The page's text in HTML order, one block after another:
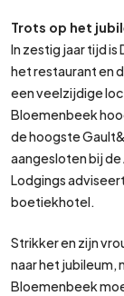
Trots op het
In zestig jaar tijd
het restaurant en
een veelzijdige
Bloemenbeek
de hoogste
aangesloten bij
Lodgings
boetiekhotel.
Strikker en zijn
naar het jubileum,
Bloemenbeek